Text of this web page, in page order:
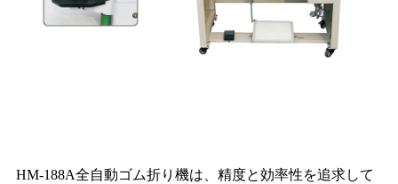
HM-188A全自動ゴム折り機は、精度と効率性を追求して